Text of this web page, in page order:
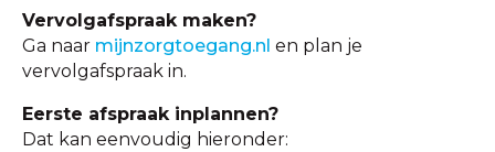
Vervolgafspraak maken?
Ga naar mijnzorgtoegang.nl en plan je
vervolgafspraak in.
Eerste afspraak inplannen?
Dat kan eenvoudig hieronder: